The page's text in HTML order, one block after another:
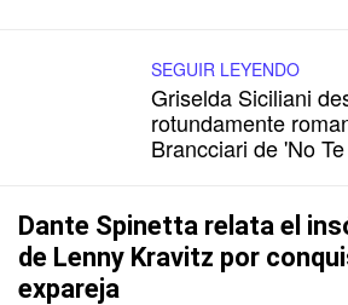
SEGUIR LEYENDO
Griselda Siciliani
rotundamente
Brancciari de 'No
Dante Spinetta relata el
de Lenny Kravitz por
expareja